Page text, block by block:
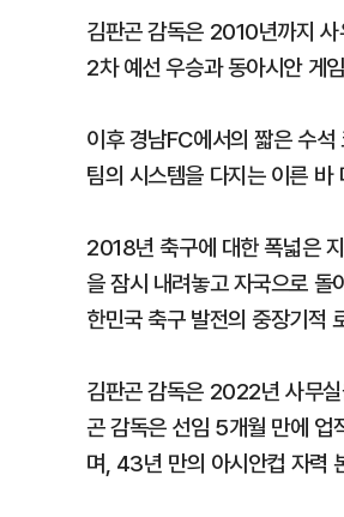
김판곤 감독은 2010년까지
2차 예선 우승과 동아시안 게
이후 경남FC에서의 짧은 수
팀의 시스템을 다지는 이른
2018년 축구에 대한 폭넓은
을 잠시 내려놓고 자국으로 돌
한민국 축구 발전의 중장기적
김판곤 감독은 2022년 사무
곤 감독은 선임 5개월 만에
며, 43년 만의 아시안컵 자력